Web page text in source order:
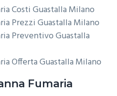
Costi Guastalla Milano
Prezzi Guastalla Milano
Preventivo Guastalla
Offerta Guastalla Milano
Fumaria